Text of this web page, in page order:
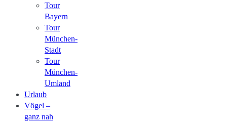
Tour
Bayern
Tour
München-
Stadt
Tour
München-
Umland
Urlaub
Vögel –
ganz nah